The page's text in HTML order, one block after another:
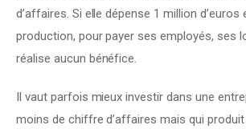
d’affaires. Si elle dépense 1 million d’euros
production, pour payer ses employés, ses
réalise aucun bénéfice.
Il vaut parfois mieux investir dans une
moins de chiffre d’affaires mais qui